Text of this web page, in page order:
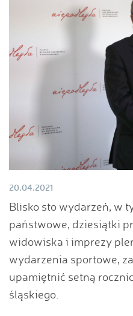
20.04.2021
Blisko sto wydarzeń, w
państwowe, dziesiątki
widowiska i imprezy
wydarzenia sportowe,
upamiętnić setną
śląskiego.